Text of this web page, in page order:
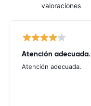
valoraciones
Atención adecuada.
Atención adecuada.